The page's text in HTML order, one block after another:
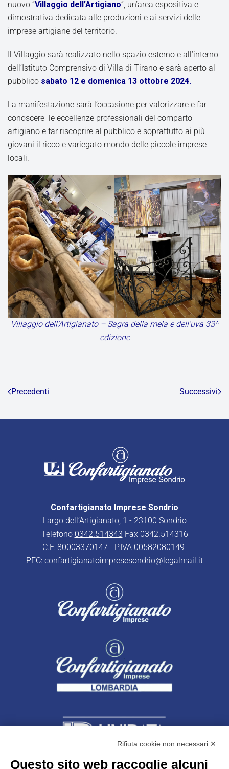
nuovo “Villaggio dell’Artigiano”, un’area espositiva e
dimostrativa dedicata alle produzioni e ai servizi delle
imprese artigiane del territorio.
Il Villaggio sarà realizzato nello spazio esterno e all’interno
dell’Istituto Comprensivo di Villa di Tirano e sarà aperto al
pubblico sabato 12 e domenica 13 ottobre 2024.
La manifestazione sarà l’occasione per valorizzare e far
conoscere le eccellenze professionali del comparto
artigiano e far riscoprire al pubblico e soprattutto ai più
giovani il ricco e variegato mondo delle piccole imprese
locali.
Villaggio dell’Artigianato – Sagra della mela e dell’uva 33^
edizione
Precedenti Successivi
Confartigianato Imprese Sondrio
Largo dell’Artigianato, 1 - 23100 Sondrio
Telefono 0342.514343 Fax 0342.514316
C.F. 80003370147 - P.IVA 00582080149
PEC: confartigianatoimpresesondrio@legalmail.it
Rifiuta cookie non necessari ✕
Questo sito web raccoglie alcuni